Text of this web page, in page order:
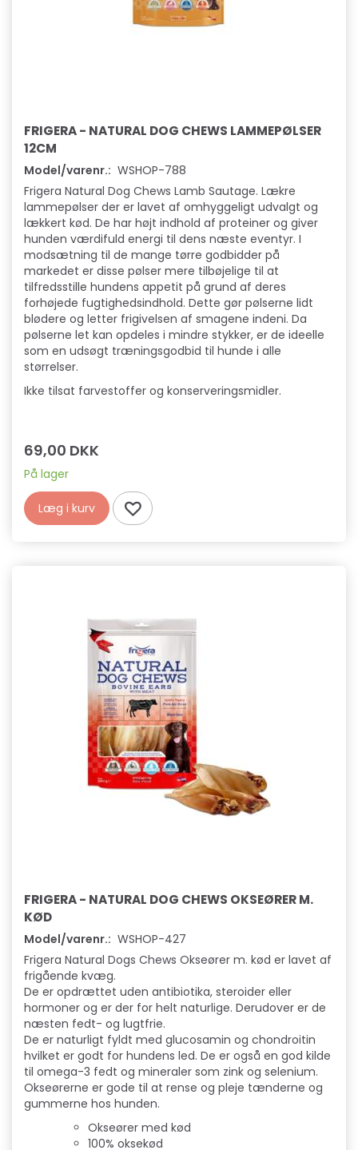
FRIGERA - NATURAL DOG CHEWS LAMMEPØLSER
12CM
Model/varenr.: WSHOP-788
Frigera Natural Dog Chews Lamb Sautage. Lækre
lammepølser der er lavet af omhyggeligt udvalgt og
lækkert kød. De har højt indhold af proteiner og giver
hunden værdifuld energi til dens næste eventyr. I
modsætning til de mange tørre godbidder på
markedet er disse pølser mere tilbøjelige til at
tilfredsstille hundens appetit på grund af deres
forhøjede fugtighedsindhold. Dette gør pølserne lidt
blødere og letter frigivelsen af ​​smagene indeni. Da
pølserne let kan opdeles i mindre stykker, er de ideelle
som en udsøgt træningsgodbid til hunde i alle
størrelser.
Ikke tilsat farvestoffer og konserveringsmidler.
69,00 DKK
På lager
Læg i kurv
FRIGERA - NATURAL DOG CHEWS OKSEØRER M.
KØD
Model/varenr.: WSHOP-427
Frigera Natural Dogs Chews Okseører m. kød er lavet af
frigående kvæg.
De er opdrættet uden antibiotika, steroider eller
hormoner og er der for helt naturlige. Derudover er de
næsten fedt- og lugtfrie.
De er naturligt fyldt med glucosamin og chondroitin
hvilket er godt for hundens led. De er også en god kilde
til omega-3 fedt og mineraler som zink og selenium.
Okseørerne er gode til at rense og pleje tænderne og
gummerne hos hunden.
Okseører med kød
100% oksekød